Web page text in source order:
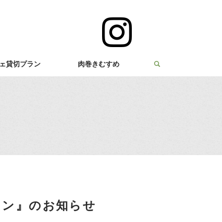
貸切プラン 肉巻きむすめ
』のお知らせ